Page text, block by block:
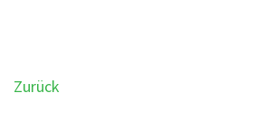
Zurück